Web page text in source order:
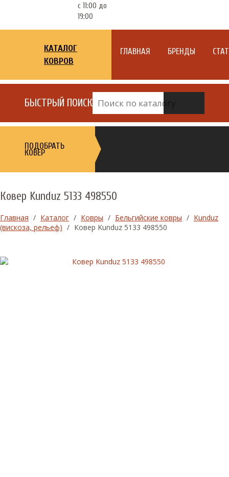
с 11:00 до
19:00
КАТАЛОГ
КОВРОВ
ГЛАВНАЯ БРЕНДЫ
БЫСТРЫЙ ПОИСК
ПОДОБРАТЬ
КОВЕР
Ковер Kunduz 5133 498550
Главная / Каталог / Ковры / Бельгийские ковры / Kunduz
(вискоза, рельеф) / Ковер Kunduz 5133 498550